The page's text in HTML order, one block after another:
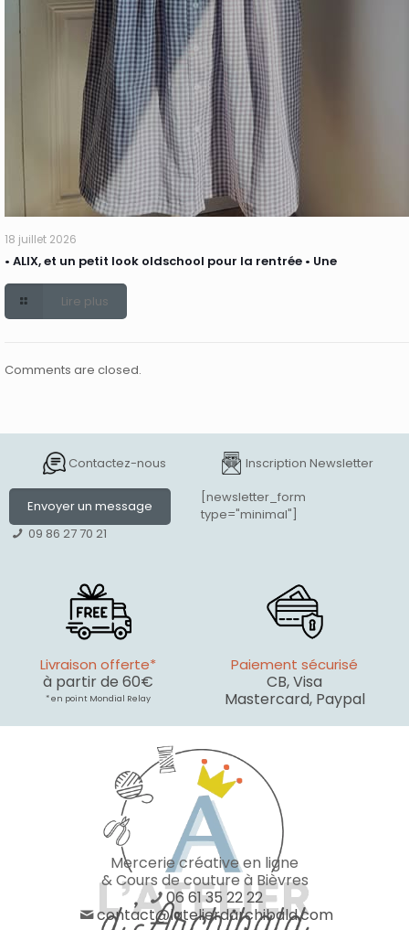
18 juillet 2026
• ALIX, et un petit look oldschool pour la rentrée • Une
Lire plus
Comments are closed.
Contactez-nous
Envoyer un message
09 86 27 70 21
Inscription Newsletter
[newsletter_form
type="minimal"]
Livraison offerte*
à partir de 60€
* en point Mondial Relay
Paiement sécurisé
CB, Visa
Mastercard, Paypal
Mercerie créative en ligne
& Cours de couture à Bièvres
06 61 35 22 22
contact@latelierdarchibald.com